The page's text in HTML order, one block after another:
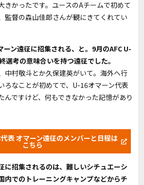
きかったです。ユースのAチームで初めて
監督の森山佳郎さんが観にきてくれてい
ン遠征に招集される、と。9月のAFC U-
選考の意味合いを持つ遠征でした。
中村敬斗とか久保建英がいて。海外へ行
ろなことが初めてで、U-16オマーン代表
んですけど、何もできなかった記憶があり
表 オマーン遠征のメンバーと日程は
こちら
招集されるのは、難しいシチュエーシ
内でのトレーニングキャンプなどからチ